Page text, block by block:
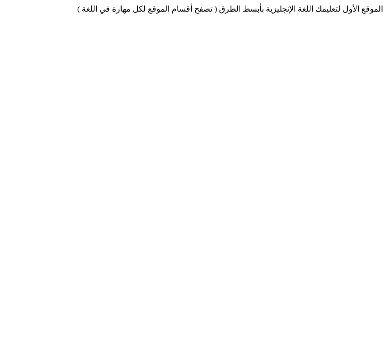
الموقع الأول لتعليمك اللغة الإنجليزية بأبسط الطرق ( تصفح أقسام الموقع لكل مهارة في اللغة )